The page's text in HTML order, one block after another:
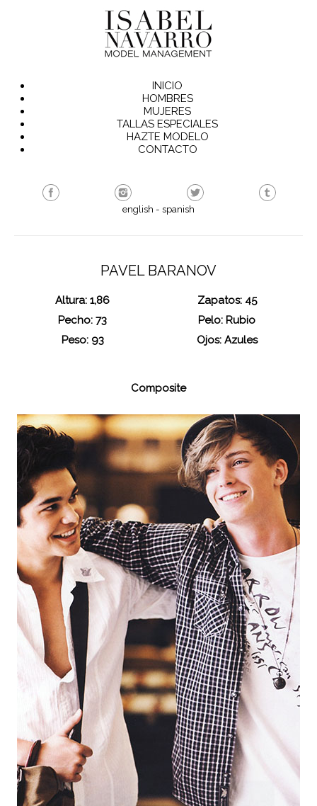
INICIO
HOMBRES
MUJERES
TALLAS ESPECIALES
HAZTE MODELO
CONTACTO
english - spanish
PAVEL BARANOV
Altura: 1,86
Pecho: 73
Peso: 93
Zapatos: 45
Pelo: Rubio
Ojos: Azules
Composite